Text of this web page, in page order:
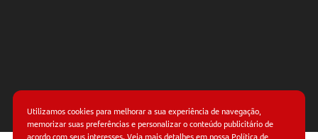
Utilizamos cookies para melhorar a sua experiência de navegação,
memorizar suas preferências e personalizar o conteúdo publicitário de
acordo com seus interesses. Veja mais detalhes em nossa Política de